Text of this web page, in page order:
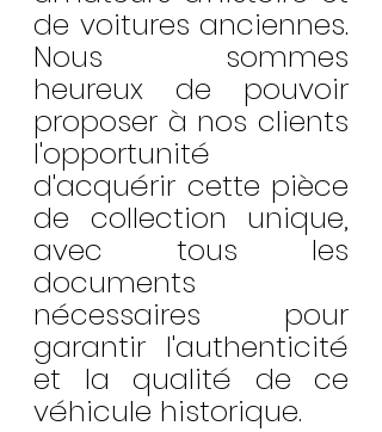
de voitures anciennes.
Nous sommes
heureux de pouvoir
proposer à nos clients
l'opportunité
d'acquérir cette pièce
de collection unique,
avec tous les
documents
nécessaires pour
garantir l'authenticité
et la qualité de ce
véhicule historique.